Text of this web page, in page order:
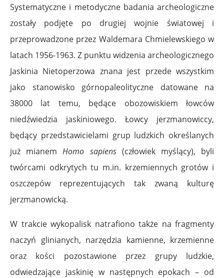
Systematyczne i metodyczne badania archeologiczne
zostały podjęte po drugiej wojnie światowej i
przeprowadzone przez Waldemara Chmielewskiego w
latach 1956-1963. Z punktu widzenia archeologicznego
Jaskinia Nietoperzowa znana jest przede wszystkim
jako stanowisko górnopaleolityczne datowane na
38000 lat temu, będące obozowiskiem łowców
niedźwiedzia jaskiniowego. Łowcy jerzmanowiccy,
będący przedstawicielami grup ludzkich określanych
już mianemHomo sapiens(człowiek myślący), byli
twórcami odkrytych tu m.in. krzemiennych grotów i
oszczepów reprezentujących tak zwaną kulturę
jerzmanowicką.
W trakcie wykopalisk natrafiono także na fragmenty
naczyń glinianych, narzędzia kamienne, krzemienne
oraz kości pozostawione przez grupy ludzkie,
odwiedzające jaskinię w następnych epokach – od